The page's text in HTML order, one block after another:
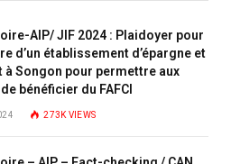
AIP/ JIF 2024 : Plaidoyer pour
d’un établissement d’épargne et
à Songon pour permettre aux
bénéficier du FAFCI
273K VIEWS